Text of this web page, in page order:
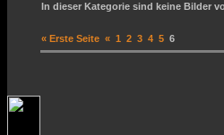
In dieser Kategorie sind keine Bilder
« Erste Seite « 1 2 3 4 5 6